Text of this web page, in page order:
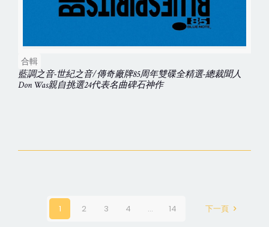
合輯
藍調之音-世紀之音/傳奇廠牌85周年雙碟全精選-總裁聞人
Don Was親自挑選24代表名曲碑石神作
1 2 3 4 ... 14 下一頁